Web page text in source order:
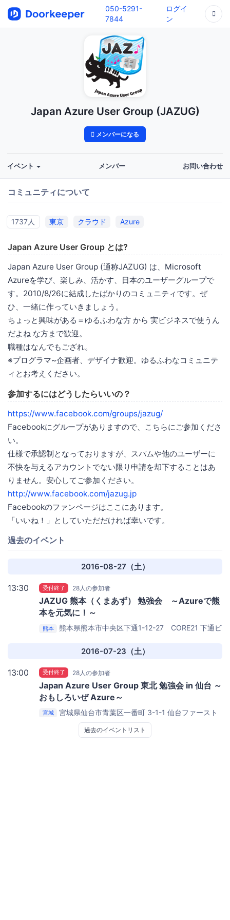
050-5291-
7844
ログイ
ン
Japan Azure User Group (JAZUG)
メンバーになる
イベント メンバー お問い合わせ
コミュニティについて
1737人 東京 クラウド Azure
Japan Azure User Group とは?
Japan Azure User Group (通称JAZUG) は、Microsoft
Azureを学び、楽しみ、活かす、日本のユーザーグループで
す。2010/8/26に結成したばかりのコミュニティです。ぜ
ひ、一緒に作っていきましょう。
ちょっと興味がある＝ゆるふわな方 から 実ビジネスで使うん
だよね な方まで歓迎。
職種はなんでもござれ。
※プログラマ~企画者、デザイナ歓迎。ゆるふわなコミュニテ
ィとお考えください。
参加するにはどうしたらいいの？
https://www.facebook.com/groups/jazug/
Facebookにグループがありますので、こちらにご参加くださ
い。
仕様で承認制となっておりますが、スパムや他のユーザーに
不快を与えるアカウントでない限り申請を却下することはあ
りません。安心してご参加ください。
http://www.facebook.com/jazug.jp
Facebookのファンページはここにあります。
「いいね！」としていただだければ幸いです。
過去のイベント
2016-08-27（土）
13:30 受付終了 28人の参加者
JAZUG 熊本（くまあず） 勉強会 ～Azureで熊
本を元気に！～
熊本
熊本県熊本市中央区下通1-12-27 CORE21 下通ビ
2016-07-23（土）
13:00 受付終了 28人の参加者
Japan Azure User Group 東北 勉強会 in 仙台 ～
おもしろいぜ Azure～
宮城
宮城県仙台市青葉区一番町 3-1-1 仙台ファースト
日本マイクロソフト 東北支店 セミナールーム
過去のイベントリスト